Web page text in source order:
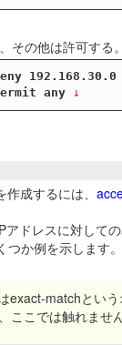
その他は許可する
192.168.30.0
any ↓
成するには、
ドレスに対して
つか例を示します。
exact-matchとい
ここでは触れませ